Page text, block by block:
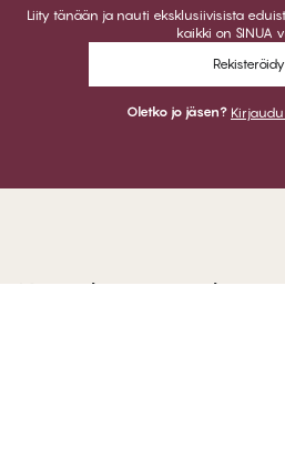
Liity tänään ja nauti eksklusiivisista
kaikki on SINUA
Rekisteröidy
Oletko jo jäsen?
Kiitos kun vierailit